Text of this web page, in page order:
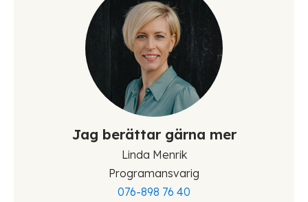
Jag berättar gärna mer
Linda Menrik
Programansvarig
076-898 76 40